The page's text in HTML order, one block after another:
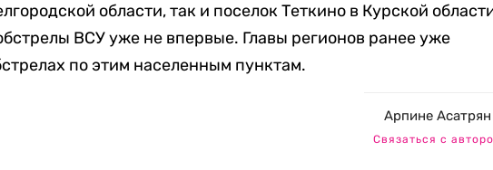
области, так и поселок Теткино в Курской
ВСУ уже не впервые. Главы регионов ранее уже
по этим населенным пунктам.
Арпине Асатрян
Связаться с